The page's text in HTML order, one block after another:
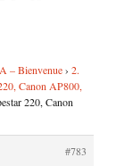
– Bienvenue › 2.
Canon AP800,
220, Canon
#783